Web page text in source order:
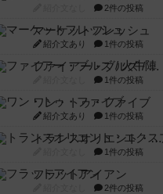
2件の投稿
マーケットフレッシュ
紹介文あり 1件の投稿
ファイアー・ブルズ / 火牛陣
1件の投稿
ワン・トゥ・ファイブ
紹介文あり 1件の投稿
トランスオリエント・エクスプレス
1件の投稿
フラットアイアン
2件の投稿